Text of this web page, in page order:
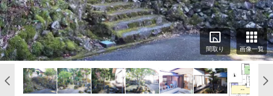
間取り 画像一覧